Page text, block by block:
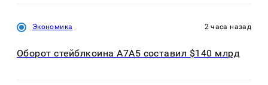
Экономика 2 часа назад
Оборот стейблкоина А7А5 составил $140 млрд